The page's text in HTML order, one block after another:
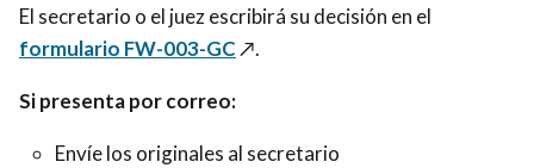
El secretario o el juez escribirá su decisión en el
formulario FW-003-GC↗️.
Si presenta por correo:
Envíe los originales al secretario